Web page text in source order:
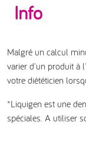
Info
Malgré un calcul
varier d'un produit à
votre diététicien
*Liquigen est une
spéciales. A utiliser